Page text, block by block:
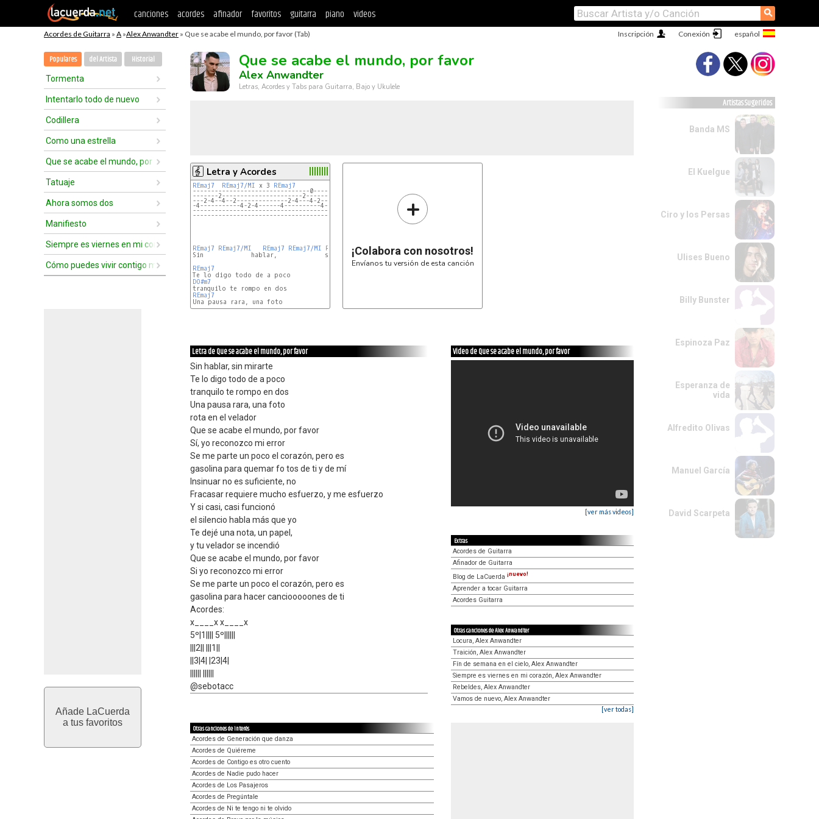
canciones acordes afinador favoritos guitarra piano videos ⚲
Acordes de Guitarra » A »Alex Anwandter » Que se acabe el mundo, por favor (Tab) Conexión
Inscripción
Populares del Artista Historial
Tormenta
Intentarlo todo de nuevo
Codillera
Como una estrella
Que se acabe el mundo, por favor
Tatuaje
Ahora somos dos
Manifiesto
Siempre es viernes en mi corazón
Cómo puedes vivir contigo mismo
Añade LaCuerda
a tus favoritos
Que se acabe el mundo, por favor
Alex Anwandter
Letras, Acordes y Tabs para Guitarra, Bajo y Ukulele
Letra y Acordes
REmaj7 REmaj7/MI x 3 REmaj7
--------------------------------0--------------
-------2----------------------2----------------
---2-4--4--2--------------2-4---4-2------2-4---
-4-----------4-2-4------4----------4-2-4-----4-
-----------------------------------------------
-----------------------------------------------
REmaj7 REmaj7/MI REmaj7 REmaj7/MI REmaj7 REmaj7/MI REmaj7 REmaj7/MI
Sin             hablar,             sin              mirarte
REmaj7
DO#m7
REmaj7
+
¡Colabora con nosotros!
Envíanos tu versión de esta canción
Letra de Que se acabe el mundo, por favor
Sin hablar, sin mirarte
Te lo digo todo de a poco
tranquilo te rompo en dos
Una pausa rara, una foto
rota en el velador
Que se acabe el mundo, por favor
Sí, yo reconozco mi error
Se me parte un poco el corazón, pero es
gasolina para quemar fo tos de ti y de mí
Insinuar no es suficiente, no
Fracasar requiere mucho esfuerzo, y me esfuerzo
Y si casi, casi funcionó
el silencio habla más que yo
Te dejé una nota, un papel,
y tu velador se incendió
Que se acabe el mundo, por favor
Si yo reconozco mi error
Se me parte un poco el corazón, pero es
gasolina para hacer canciooooones de ti
Acordes:
x____x x____x
5º|1|||| 5º||||||
|||2|| |||1||
||3|4| |23|4|
@sebotacc
Video de Que se acabe el mundo, por favor
[ver más videos]
Extras
Acordes de Guitarra
Afinador de Guitarra
Blog de LaCuerda ¡nuevo!
Aprender a tocar Guitarra
Acordes Guitarra
Otras canciones de Alex Anwandter
Locura, Alex Anwandter
Traición, Alex Anwandter
Fín de semana en el cielo, Alex Anwandter
Siempre es viernes en mi corazón, Alex Anwandter
Rebeldes, Alex Anwandter
Vamos de nuevo, Alex Anwandter
[ver todas]
Otras canciones de interés
Acordes de Generación que danza
Acordes de Quiéreme
Acordes de Contigo es otro cuento
Acordes de Nadie pudo hacer
Acordes de Los Pasajeros
Acordes de Pregúntale
Acordes de Ni te tengo ni te olvido
Artistas Sugeridos
Banda MS
El Kuelgue
Ciro y los Persas
Ulises Bueno
Billy Bunster
Espinoza Paz
Esperanza de
vida
Alfredito Olivas
Manuel García
David Scarpeta